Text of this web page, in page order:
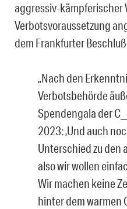
aggressiv-kämpferischer
Verbotsvoraussetzung
dem Frankfurter
„Nach den
Verbotsbehörde
Spendengala der
2023: ‚Und auch
Unterschied zu den
also wir wollen
Wir machen keine
hinter dem warmen